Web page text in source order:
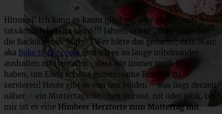
Himmel! Ich kann es kaum glauben, aber es gibt nun
tatsächlich bereits seit 6!!! Jahren unser „Bake Together –
die Backüberraschung“! Wer hätte das gedacht, dass Marc
aka Bake to the roots und ich es so lange miteinander
aushalten und vor allem, dass wir immer noch Ideen
haben, um Euch schöne gemeinsame Rezepte zu
servieren! Heute gibt es von uns beiden – was liegt derzeit
näher – ein Muttertagstörtchen in rosa, rot oder pink, bei
mir ist es eine Himbeer Herztorte zum Muttertag mit